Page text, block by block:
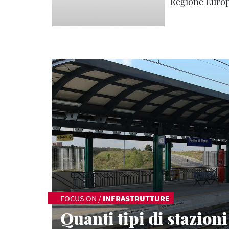
FOCUS ON / INFRASTRUTTURE
Quanti tipi di stazioni